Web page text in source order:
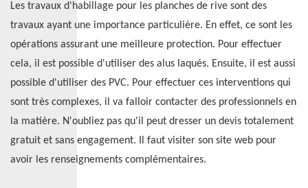
Les travaux d'habillage pour les planches de rive sont des
travaux ayant une importance particulière. En effet, ce sont les
opérations assurant une meilleure protection. Pour effectuer
cela, il est possible d'utiliser des alus laqués. Ensuite, il est aussi
possible d'utiliser des PVC. Pour effectuer ces interventions qui
sont très complexes, il va falloir contacter des professionnels en
la matière. N'oubliez pas qu'il peut dresser un devis totalement
gratuit et sans engagement. Il faut visiter son site web pour
avoir les renseignements complémentaires.